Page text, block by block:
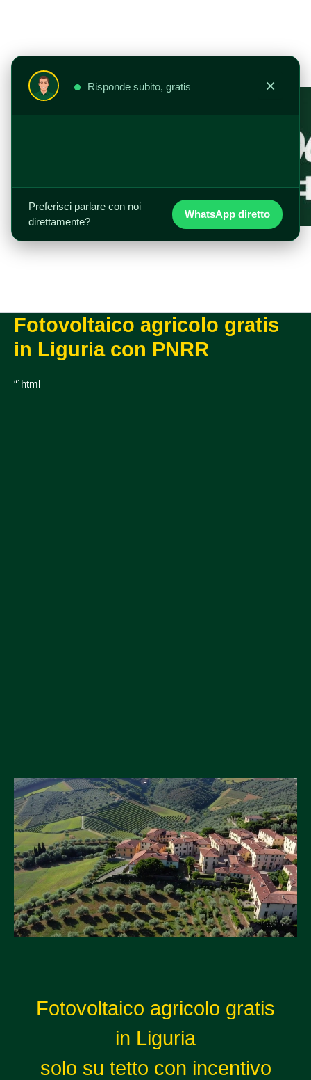
Risponde subito, gratis ×
Preferisci parlare con noi
direttamente?
WhatsApp diretto
Fotovoltaico agricolo gratis
in Liguria con PNRR
“`html
Fotovoltaico agricolo gratis
in Liguria
solo su tetto con incentivo